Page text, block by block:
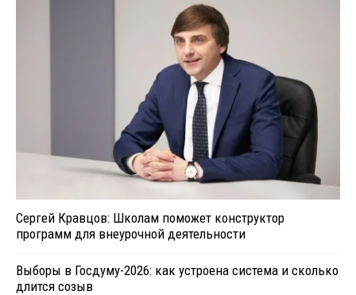
Сергей Кравцов: Школам поможет конструктор
программ для внеурочной деятельности
Выборы в Госдуму-2026: как устроена система и сколько
длится созыв